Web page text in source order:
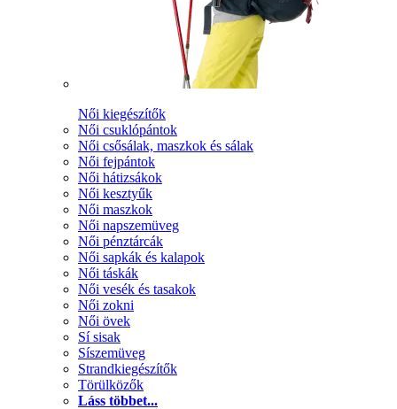
Női kiegészítők
Női csuklópántok
Női csősálak, maszkok és sálak
Női fejpántok
Női hátizsákok
Női kesztyűk
Női maszkok
Női napszemüveg
Női pénztárcák
Női sapkák és kalapok
Női táskák
Női vesék és tasakok
Női zokni
Női övek
Sí sisak
Síszemüveg
Strandkiegészítők
Törülközők
Láss többet...